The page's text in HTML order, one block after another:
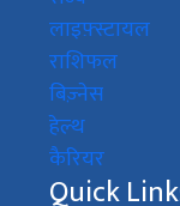
लाइफ़्स्टायल
राशिफल
बिज़्नेस
हेल्थ
कैरियर
Quick